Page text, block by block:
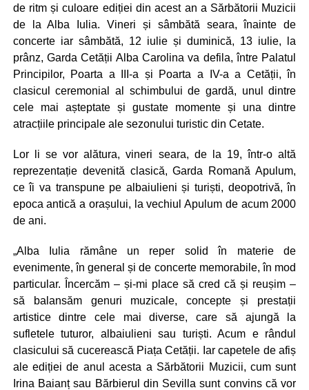
de ritm și culoare ediției din acest an a Sărbătorii Muzicii
de la Alba Iulia. Vineri și sâmbătă seara, înainte de
concerte iar sâmbătă, 12 iulie și duminică, 13 iulie, la
prânz, Garda Cetății Alba Carolina va defila, între Palatul
Principilor, Poarta a III-a și Poarta a IV-a a Cetății, în
clasicul ceremonial al schimbului de gardă, unul dintre
cele mai așteptate și gustate momente și una dintre
atracțiile principale ale sezonului turistic din Cetate.
Lor li se vor alătura, vineri seara, de la 19, într-o altă
reprezentație devenită clasică, Garda Romană Apulum,
ce îi va transpune pe albaiulieni și turiști, deopotrivă, în
epoca antică a orașului, la vechiul Apulum de acum 2000
de ani.
„Alba Iulia rămâne un reper solid în materie de
evenimente, în general și de concerte memorabile, în mod
particular. Încercăm – și-mi place să cred că și reușim –
să balansăm genuri muzicale, concepte și prestații
artistice dintre cele mai diverse, care să ajungă la
sufletele tuturor, albaiulieni sau turiști. Acum e rândul
clasicului să cucerească Piața Cetății. Iar capetele de afiș
ale ediției de anul acesta a Sărbătorii Muzicii, cum sunt
Irina Baianț sau Bărbierul din Sevilla sunt convins că vor